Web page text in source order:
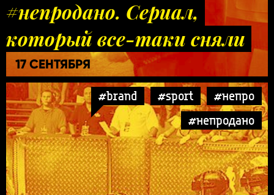
#непродано. Сериал,
который все-таки сняли
17 СЕНТЯБРЯ
#brand #sport
#непро
#непродано